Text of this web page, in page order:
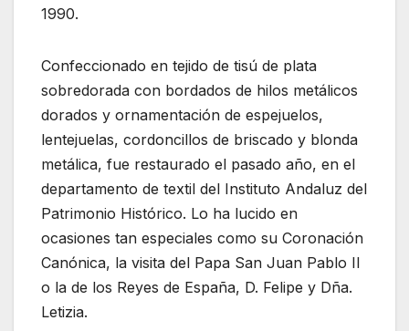
1990.
Confeccionado en tejido de tisú de plata
sobredorada con bordados de hilos metálicos
dorados y ornamentación de espejuelos,
lentejuelas, cordoncillos de briscado y blonda
metálica, fue restaurado el pasado año, en el
departamento de textil del Instituto Andaluz del
Patrimonio Histórico. Lo ha lucido en
ocasiones tan especiales como su Coronación
Canónica, la visita del Papa San Juan Pablo II
o la de los Reyes de España, D. Felipe y Dña.
Letizia.